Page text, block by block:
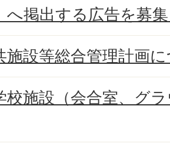
へ掲出する広告を募
施設等総合管理計画
校施設（会合室、グ